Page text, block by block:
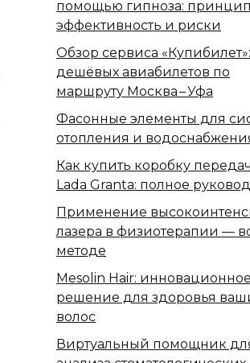
помощью гипноза:
эффективность и риски
Обзор сервиса
дешёвых авиабилетов по
маршруту Москва – Уфа
Фасонные элементы для
отопления и
Как купить коробку
Lada Granta: полное
Применение
лазера в физиотерапии —
методе
Mesolin Hair: инновационное
решение для здоровья
волос
Виртуальный помощник